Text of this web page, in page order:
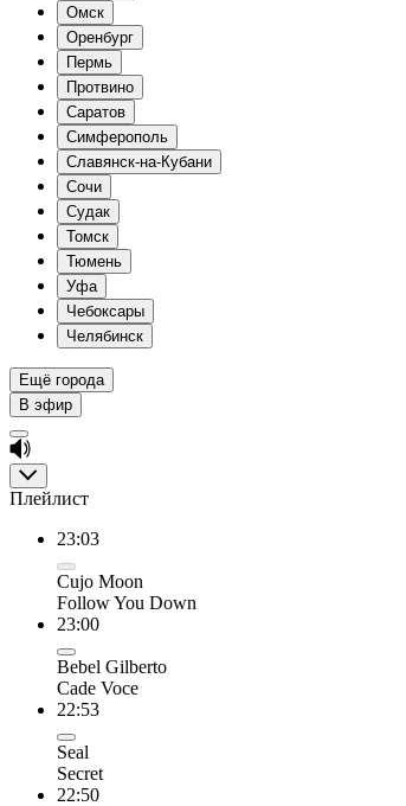
Омск
Оренбург
Пермь
Протвино
Саратов
Симферополь
Славянск-на-Кубани
Сочи
Судак
Томск
Тюмень
Уфа
Чебоксары
Челябинск
Ещё города
В эфир
Плейлист
23:03
Cujo Moon
Follow You Down
23:00
Bebel Gilberto
Cade Voce
22:53
Seal
Secret
22:50